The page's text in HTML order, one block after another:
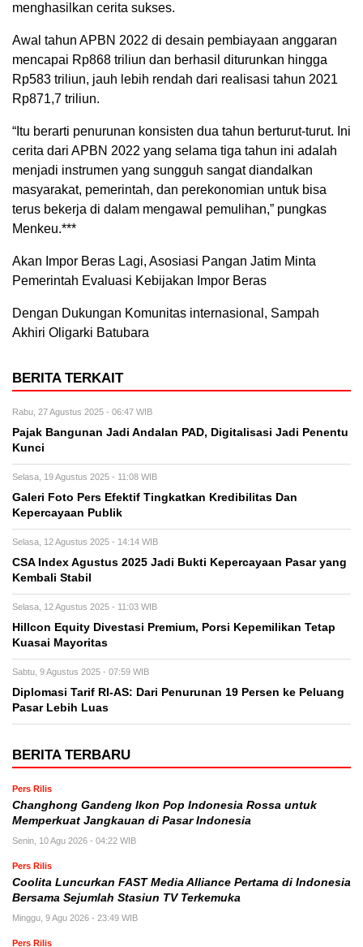
menghasilkan cerita sukses.
Awal tahun APBN 2022 di desain pembiayaan anggaran
mencapai Rp868 triliun dan berhasil diturunkan hingga
Rp583 triliun, jauh lebih rendah dari realisasi tahun 2021
Rp871,7 triliun.
“Itu berarti penurunan konsisten dua tahun berturut-turut. Ini
cerita dari APBN 2022 yang selama tiga tahun ini adalah
menjadi instrumen yang sungguh sangat diandalkan
masyarakat, pemerintah, dan perekonomian untuk bisa
terus bekerja di dalam mengawal pemulihan,” pungkas
Menkeu.***
Akan Impor Beras Lagi, Asosiasi Pangan Jatim Minta
Pemerintah Evaluasi Kebijakan Impor Beras
Dengan Dukungan Komunitas internasional, Sampah
Akhiri Oligarki Batubara
BERITA TERKAIT
Rabu, 27 Agustus 2025 - 06:47 WIB
Pajak Bangunan Jadi Andalan PAD, Digitalisasi Jadi Penentu
Kunci
Selasa, 19 Agustus 2025 - 11:08 WIB
Galeri Foto Pers Efektif Tingkatkan Kredibilitas Dan
Kepercayaan Publik
Selasa, 12 Agustus 2025 - 14:14 WIB
CSA Index Agustus 2025 Jadi Bukti Kepercayaan Pasar yang
Kembali Stabil
Selasa, 12 Agustus 2025 - 11:03 WIB
Hillcon Equity Divestasi Premium, Porsi Kepemilikan Tetap
Kuasai Mayoritas
Sabtu, 9 Agustus 2025 - 07:59 WIB
Diplomasi Tarif RI-AS: Dari Penurunan 19 Persen ke Peluang
Pasar Lebih Luas
BERITA TERBARU
Pers Rilis
Changhong Gandeng Ikon Pop Indonesia Rossa untuk
Memperkuat Jangkauan di Pasar Indonesia
Senin, 10 Agu 2026 - 04:22 WIB
Pers Rilis
Coolita Luncurkan FAST Media Alliance Pertama di Indonesia
Bersama Sejumlah Stasiun TV Terkemuka
Minggu, 9 Agu 2026 - 23:49 WIB
Pers Rilis